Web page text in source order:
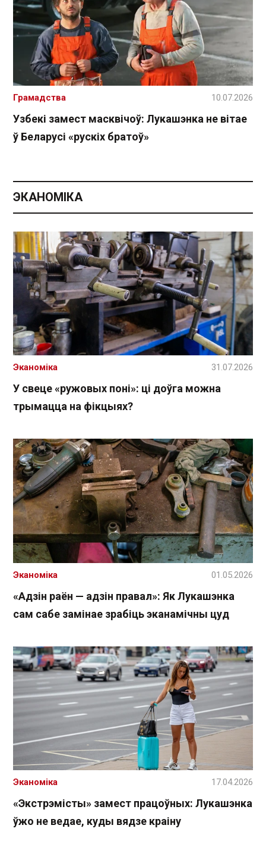
Узбекі замест масквічоў: Лукашэнка не вітае
ў Беларусі «рускіх братоў»
Грамадства 10.07.2026
ЭКАНОМІКА
У свеце «ружовых поні»: ці доўга можна
трымацца на фікцыях?
Эканоміка 31.07.2026
«Адзін раён — адзін правал»: Як Лукашэнка
сам сабе замінае зрабіць эканамічны цуд
Эканоміка 01.05.2026
«Экстрэмісты» замест працоўных: Лукашэнка
ўжо не ведае, куды вядзе краіну
Эканоміка 17.04.2026